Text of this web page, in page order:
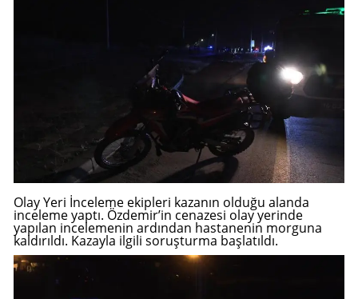
Mersin
İstanbul
İzmir
Kars
Kastamonu
Kayseri
Kırklareli
Olay Yeri İnceleme ekipleri kazanın olduğu alanda
inceleme yaptı. Özdemir’in cenazesi olay yerinde
yapılan incelemenin ardından hastanenin morguna
kaldırıldı. Kazayla ilgili soruşturma başlatıldı.